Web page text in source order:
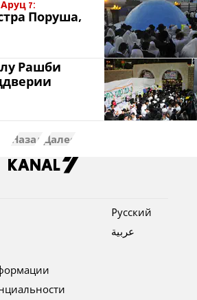
7:
Поруша,
Рашби
Назад Далее
Pусский
عربية